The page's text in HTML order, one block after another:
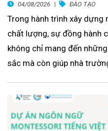
04/08/2026 ĐÀO TẠO
Trong hành trình xây
chất lượng, sự đồng hành
không chỉ mang đến
sắc mà còn giúp nhà